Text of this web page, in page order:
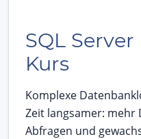
SQL
Kurs
Komplexe
Zeit langsamer:
Abfragen und